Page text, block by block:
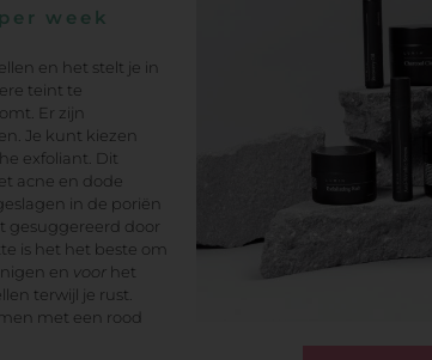
week
en het stelt je in
teint te
Er zijn
Je kunt kiezen
exfoliant. Dit
acne en dode
in de poriën
gesuggereerd door
is het het beste om
en voorhet
terwijl je rust.
met een rood